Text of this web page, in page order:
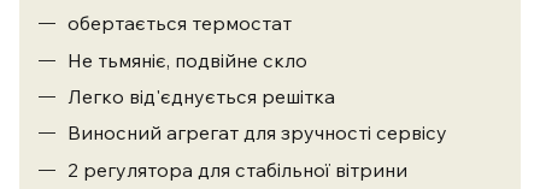
обертається термостат
Не тьмяніє, подвійне скло
Легко від'єднується решітка
Виносний агрегат для зручності сервісу
2 регулятора для стабільної вітрини